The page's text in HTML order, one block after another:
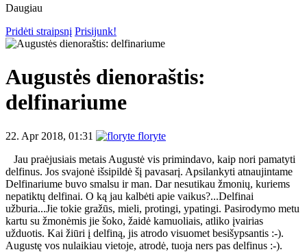
Daugiau
Pridėti straipsnį Prisijunk!
Augustės dienoraštis:
delfinariume
22. Apr 2018, 01:31
floryte
Jau praėjusiais metais Augustė vis primindavo, kaip nori pamatyti
delfinus. Jos svajonė išsipildė šį pavasarį. Apsilankyti atnaujintame
Delfinariume buvo smalsu ir man. Dar nesutikau žmonių, kuriems
nepatiktų delfinai. O ką jau kalbėti apie vaikus?...Delfinai
užburia...Jie tokie gražūs, mieli, protingi, ypatingi. Pasirodymo metu
kartu su žmonėmis jie šoko, žaidė kamuoliais, atliko įvairias
užduotis. Kai žiūri į delfiną, jis atrodo visuomet besišypsantis :-).
Augustę vos nulaikiau vietoje, atrodė, tuoja ners pas delfinus :-).